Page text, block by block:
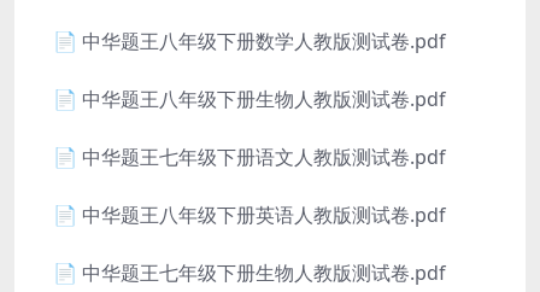
📄 中华题王八年级下册数学人教版测试卷.pdf
📄 中华题王八年级下册生物人教版测试卷.pdf
📄 中华题王七年级下册语文人教版测试卷.pdf
📄 中华题王八年级下册英语人教版测试卷.pdf
📄 中华题王七年级下册生物人教版测试卷.pdf